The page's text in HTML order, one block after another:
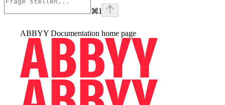
⌘I
ABBYY Documentation home page